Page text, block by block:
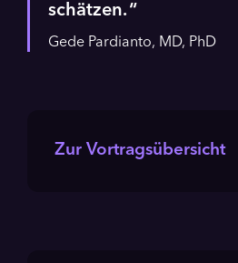
schätzen.
Gede Pardianto, MD, PhD
Zur Vortragsübersicht